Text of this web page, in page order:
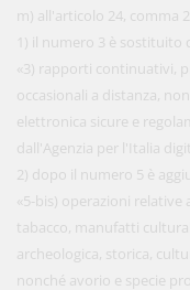
m) all'articolo 24, comma
1) il numero 3 è sostituito
«3) rapporti continuativi,
occasionali a distanza,
elettronica sicure e
dall'Agenzia per l'Italia
2) dopo il numero 5 è
«5-bis) operazioni
tabacco, manufatti
archeologica, storica,
nonché avorio e specie